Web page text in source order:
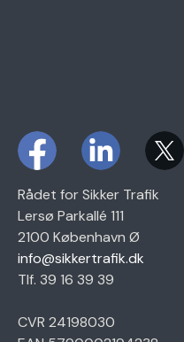
Rådet for Sikker Trafik
Lersø Parkallé 111
2100 København Ø
info@sikkertrafik.dk
Tlf. 39 16 39 39
CVR 24198030